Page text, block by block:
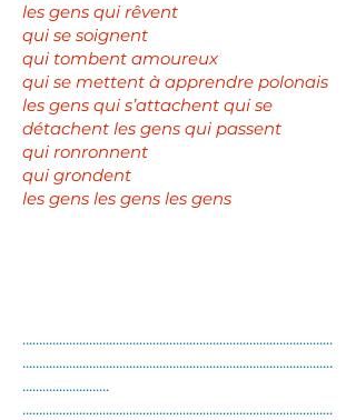
les gens qui rêvent
qui se soignent
qui tombent amoureux
qui se mettent à apprendre polonais
les gens qui s’attachent qui se
détachent les gens qui passent
qui ronronnent
qui grondent
les gens les gens les gens
.............................................................................................
.............................................................................................
..........................
.............................................................................................